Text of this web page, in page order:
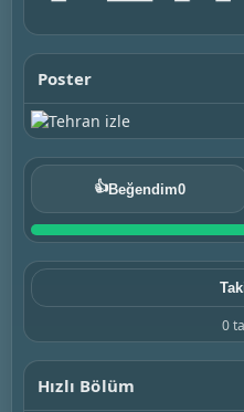
Poster
👍Beğendim0
0
Hızlı Bölüm